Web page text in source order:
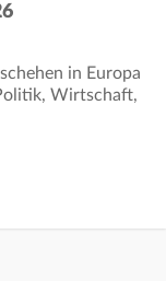
in Europa
Wirtschaft,